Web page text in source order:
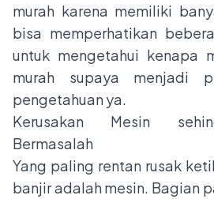
murah karena memiliki
bisa memperhatikan
untuk mengetahui kenapa
murah supaya menjadi
pengetahuan ya.
Kerusakan Mesin
Bermasalah
Yang paling rentan rusak
banjir adalah mesin. Bagian